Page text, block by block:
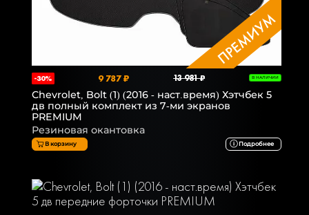
-30% 9 787 ₽ 13 981 ₽ В НАЛИЧИИ
Chevrolet, Bolt (1) (2016 - наст.время) Хэтчбек 5
дв полный комплект из 7-ми экранов
PREMIUM
Резиновая окантовка
В корзину Подробнее